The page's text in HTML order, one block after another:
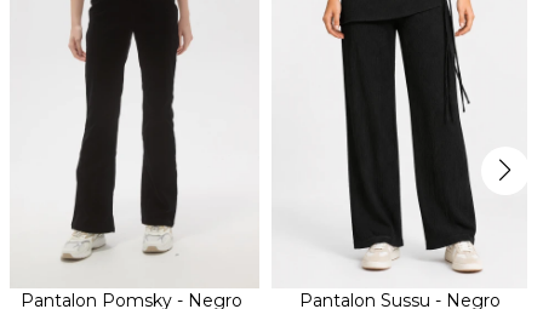
Pantalon Pomsky - Negro Pantalon Sussu - Negro